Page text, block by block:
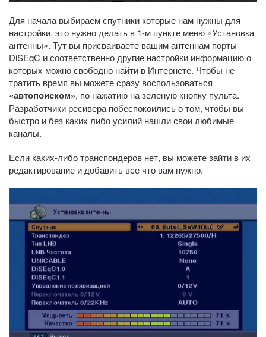
Для начала выбираем спутники которые нам нужны для
настройки, это нужно делать в 1-м пункте меню «Установка
антенны». Тут вы присваиваете вашим антеннам порты
DiSEqC и соответственно другие настройки информацию о
которых можно свободно найти в Интернете. Чтобы не
тратить время вы можете сразу воспользоваться
«автопоиском», по нажатию на зеленую кнопку пульта.
Разработчики ресивера побеспокоились о том, чтобы вы
быстро и без каких либо усилий нашли свои любимые
каналы.
Если каких-либо транспондеров нет, вы можете зайти в их
редактирование и добавить все что вам нужно.